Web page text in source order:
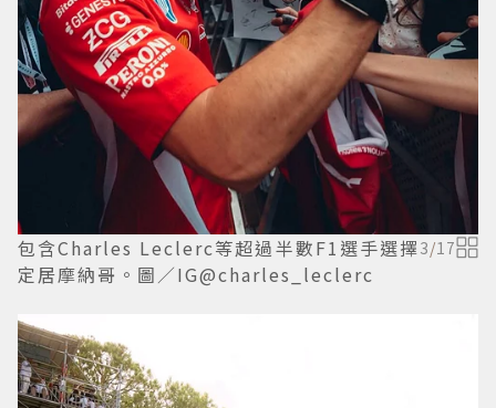
包含Charles Leclerc等超過半數F1選手選擇
定居摩納哥。圖／IG@charles_leclerc
3/17